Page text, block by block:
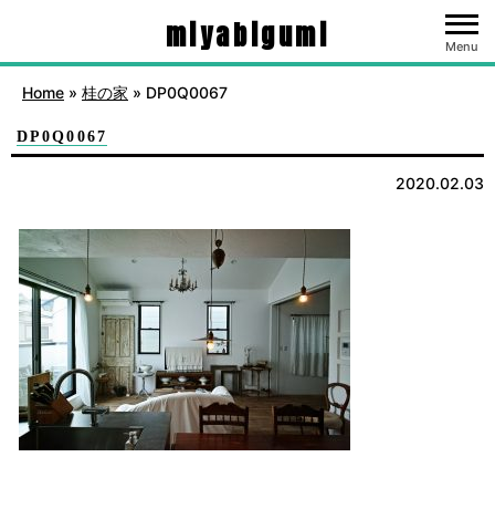
miyabigumi Menu
Home » 桂の家 » DP0Q0067
DP0Q0067
2020.02.03